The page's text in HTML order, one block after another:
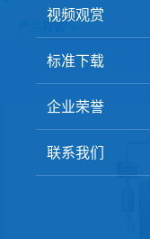
冶金渣、保护渣等
冶金石灰活性度测
矿石、焦炭物理
视频观赏
标准下载
企业荣誉
联系我们
产品搜索 >